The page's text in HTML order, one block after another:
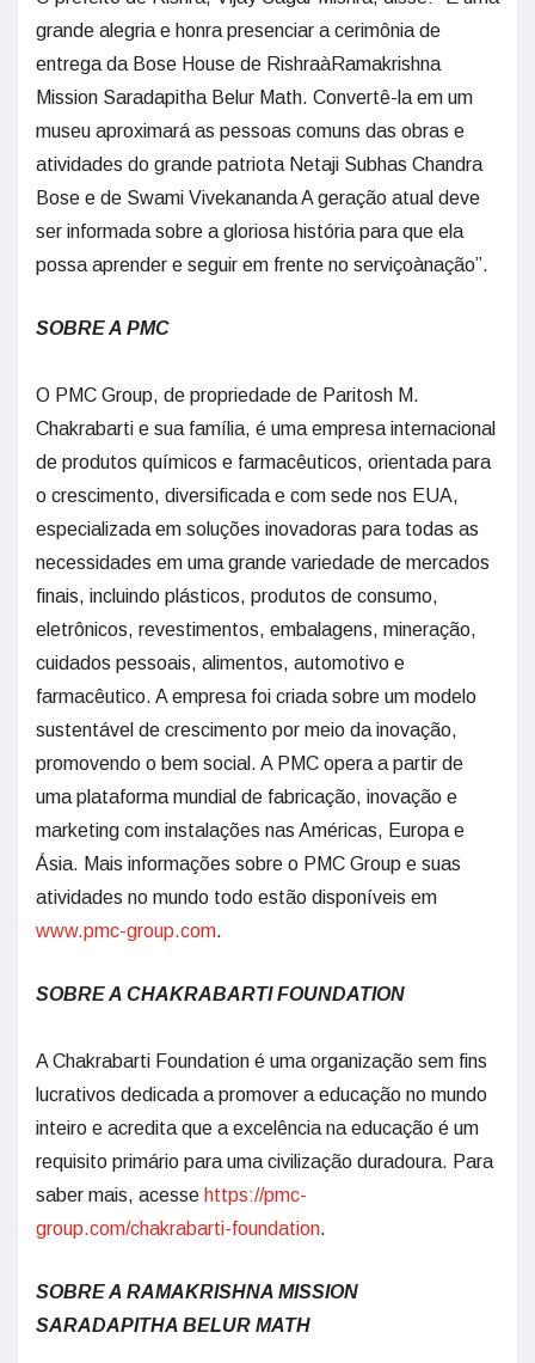
grande alegria e honra presenciar a cerimônia de
entrega da Bose House de RishraàRamakrishna
Mission Saradapitha Belur Math. Convertê-la em um
museu aproximará as pessoas comuns das obras e
atividades do grande patriota Netaji Subhas Chandra
Bose e de Swami Vivekananda A geração atual deve
ser informada sobre a gloriosa história para que ela
possa aprender e seguir em frente no serviçoànação”.
SOBRE A PMC
O PMC Group, de propriedade de Paritosh M.
Chakrabarti e sua família, é uma empresa internacional
de produtos químicos e farmacêuticos, orientada para
o crescimento, diversificada e com sede nos EUA,
especializada em soluções inovadoras para todas as
necessidades em uma grande variedade de mercados
finais, incluindo plásticos, produtos de consumo,
eletrônicos, revestimentos, embalagens, mineração,
cuidados pessoais, alimentos, automotivo e
farmacêutico. A empresa foi criada sobre um modelo
sustentável de crescimento por meio da inovação,
promovendo o bem social. A PMC opera a partir de
uma plataforma mundial de fabricação, inovação e
marketing com instalações nas Américas, Europa e
Ásia. Mais informações sobre o PMC Group e suas
atividades no mundo todo estão disponíveis em
www.pmc-group.com.
SOBRE A CHAKRABARTI FOUNDATION
A Chakrabarti Foundation é uma organização sem fins
lucrativos dedicada a promover a educação no mundo
inteiro e acredita que a excelência na educação é um
requisito primário para uma civilização duradoura. Para
saber mais, acesse https://pmc-
group.com/chakrabarti-foundation.
SOBRE A RAMAKRISHNA MISSION
SARADAPITHA BELUR MATH